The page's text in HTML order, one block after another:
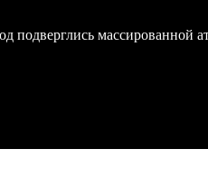
подверглись массированной